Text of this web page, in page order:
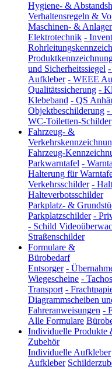
Hygiene- &
Verhaltensregeln &
Maschinen- &
Elektrotechnik -
und Sicherheitssiegel -
Aufkleber - WEEE
Qualitätssicherung -
Klebeband - QS
Objektbeschilderung -
WC-Toiletten-Schilder
Fahrzeug- &
Fahrzeug-
Parkwarntafel -
Halterung für
Verkehrsschilder -
Halteverbotsschilder
Parkplatz- &
Parkplatzschilder -
- Schild
Straßenschilder
Formulare &
Bürobedarf
Entsorger -
Wiegescheine -
Transport -
Diagrammscheiben
Fahreranweisungen -
Alle Formulare
Individuelle Produkte
Zubehör
Individuelle Aufkleber
Aufkleber